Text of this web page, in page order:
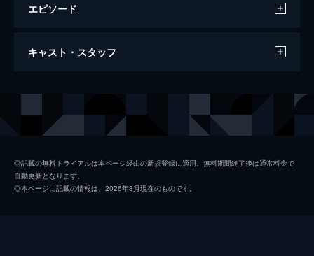
エピソード
目撃者 彼女が見たもの
キャスト・スタッフ
クレイグ・オレジニク
◎記載の無料トライアルは本ページ経由の新規登録に適用。無料期間終了後は通常料金で
自動更新となります。
◎本ページに記載の情報は、2026年8月現在のものです。